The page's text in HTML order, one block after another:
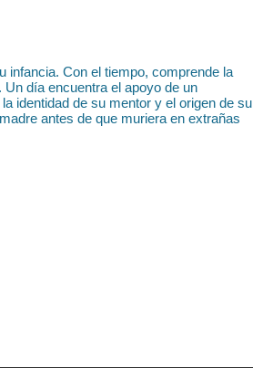
infancia. Con el tiempo, comprende la
día encuentra el apoyo de un
identidad de su mentor y el origen de su
antes de que muriera en extrañas